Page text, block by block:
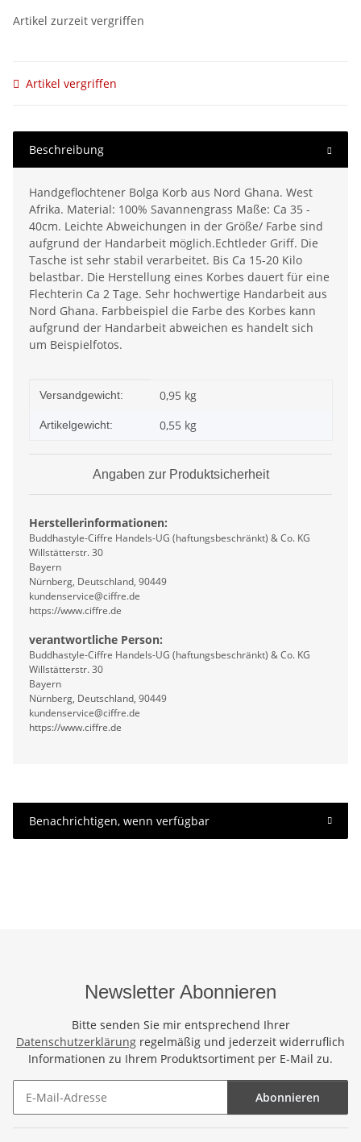
Artikel zurzeit vergriffen
Artikel vergriffen
Beschreibung
Handgeflochtener Bolga Korb aus Nord Ghana. West
Afrika. Material: 100% Savannengrass Maße: Ca 35 -
40cm. Leichte Abweichungen in der Größe/ Farbe sind
aufgrund der Handarbeit möglich.Echtleder Griff. Die
Tasche ist sehr stabil verarbeitet. Bis Ca 15-20 Kilo
belastbar. Die Herstellung eines Korbes dauert für eine
Flechterin Ca 2 Tage. Sehr hochwertige Handarbeit aus
Nord Ghana. Farbbeispiel die Farbe des Korbes kann
aufgrund der Handarbeit abweichen es handelt sich
um Beispielfotos.
Produkteigenschaft
Wert
Versandgewicht: 0,95 kg
Artikelgewicht: 0,55 kg
Angaben zur Produktsicherheit
Herstellerinformationen:
Buddhastyle-Ciffre Handels-UG (haftungsbeschränkt) & Co. KG
Willstätterstr. 30
Bayern
Nürnberg, Deutschland, 90449
kundenservice@ciffre.de
https://www.ciffre.de
verantwortliche Person:
Buddhastyle-Ciffre Handels-UG (haftungsbeschränkt) & Co. KG
Willstätterstr. 30
Bayern
Nürnberg, Deutschland, 90449
kundenservice@ciffre.de
https://www.ciffre.de
Benachrichtigen, wenn verfügbar
Newsletter Abonnieren
Bitte senden Sie mir entsprechend Ihrer
Datenschutzerklärung regelmäßig und jederzeit widerruflich
Informationen zu Ihrem Produktsortiment per E-Mail zu.
Abonnieren